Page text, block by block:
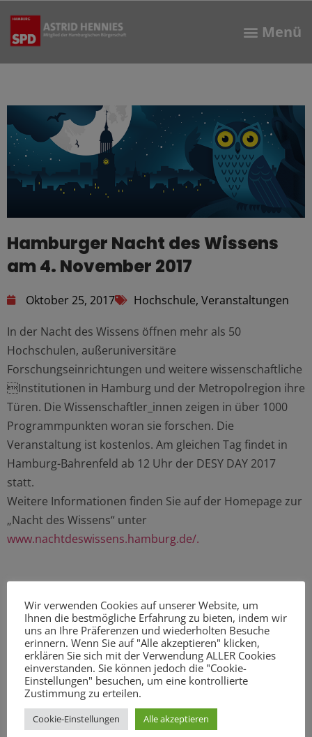
Hamburger Nacht des Wissens
am 4. November 2017
Oktober 25, 2017 Hochschule, Veranstaltungen
In der Nacht des Wissens öffnen mehr als 50
Hochschulen, außeruniversitäre
Forschungseinrichtungen und weitere wissenschaftliche
Institutionen in Hamburg und der Metropolregion ihre
Türen. Die Wissenschaftler_innen zeigen in über 1000
Programmpunkten woran sie forschen. Die
Veranstaltung ist kostenlos. Am gleichen Tag findet in
Hamburg-Bahrenfeld ab 12 Uhr der DESY DAY 2017
statt.
Weitere Informationen finden Sie auf der Homepage zur
„Nacht des Wissens“ unter
www.nachtdeswissens.hamburg.de/.
www.nachtdeswissens.hamburg.de
Schreibe einen
Kommentar
Deine E-Mail-Adresse wird nicht veröffentlicht.
Wir verwenden Cookies auf unserer Website, um
Ihnen die bestmögliche Erfahrung zu bieten, indem wir
uns an Ihre Präferenzen und wiederholten Besuche
erinnern. Wenn Sie auf "Alle akzeptieren" klicken,
erklären Sie sich mit der Verwendung ALLER Cookies
einverstanden. Sie können jedoch die "Cookie-
Einstellungen" besuchen, um eine kontrollierte
Zustimmung zu erteilen.
Cookie-Einstellungen Alle akzeptieren